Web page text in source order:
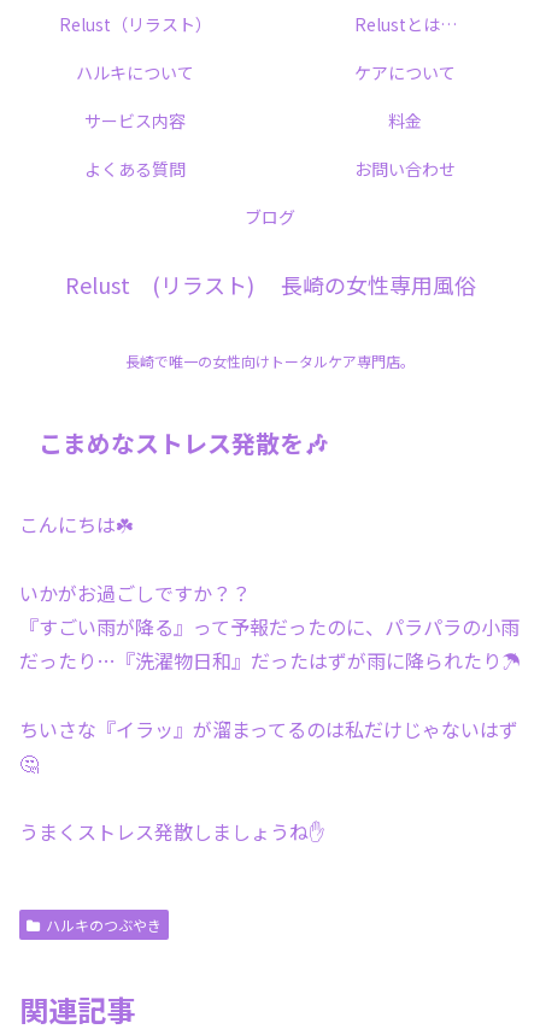
Relust (リラスト) 長崎の女性専用風俗
長崎で唯一の女性向けトータルケア専門店。
Relust（リラスト）
Relustとは…
ハルキについて
ケアについて
サービス内容
料金
よくある質問
お問い合わせ
ブログ
こまめなストレス発散を🎶
こんにちは☘️
いかがお過ごしですか？？
『すごい雨が降る』って予報だったのに、パラパラの小雨
だったり…『洗濯物日和』だったはずが雨に降られたり☂️
ちいさな『イラッ』が溜まってるのは私だけじゃないはず
🤔
うまくストレス発散しましょうね✋
ハルキのつぶやき
関連記事